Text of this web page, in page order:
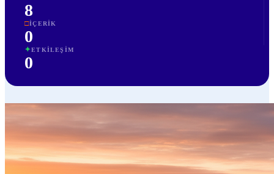
8
□İÇERIK
0
✦ETKILEŞIM
0